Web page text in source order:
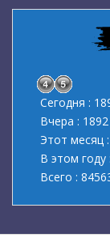
Сегодня :
Вчера : 1892
Этот месяц
В этом году
Всего :